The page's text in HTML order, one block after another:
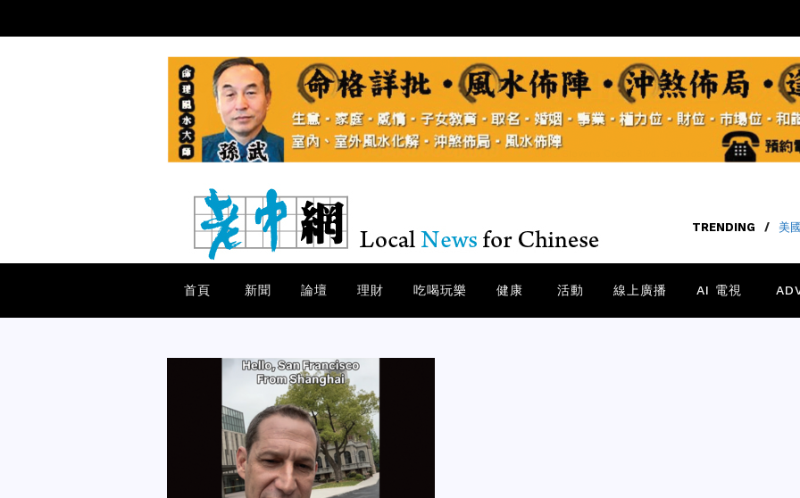
TRENDING 40
首頁 新聞 論壇 理財 吃喝玩樂 健康 活動 線上廣播 AI 電視